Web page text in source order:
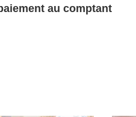
au comptant